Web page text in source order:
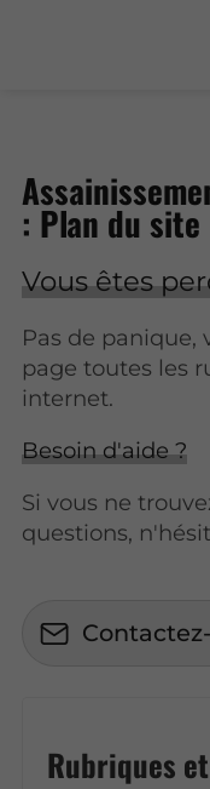
: Plan du site
Vous êtes
Pas de panique,
page toutes les
internet.​​
Besoin d'aide ?
Si vous ne
questions,
Rubriques